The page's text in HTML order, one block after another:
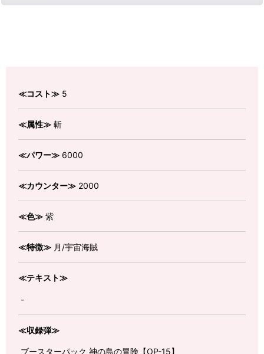
≪コスト≫ 5
≪属性≫ 斬
≪パワー≫ 6000
≪カウンター≫ 2000
≪色≫ 紫
≪特徴≫ 月/宇宙海賊
≪テキスト≫
-
≪収録弾≫
ブースターパック 神の島の冒険【OP-15】